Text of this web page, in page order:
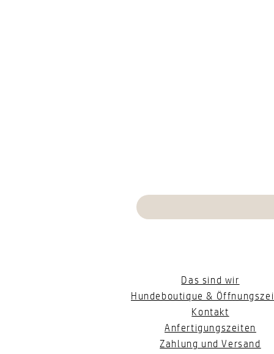
Das sind wir
Hundeboutique &
Kontakt
Anfertigungszeiten
Zahlung und Versand